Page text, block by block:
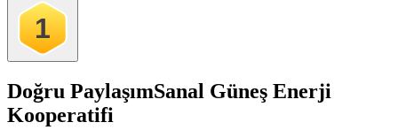
1
Doğru PaylaşımSanal Güneş Enerji
Kooperatifi